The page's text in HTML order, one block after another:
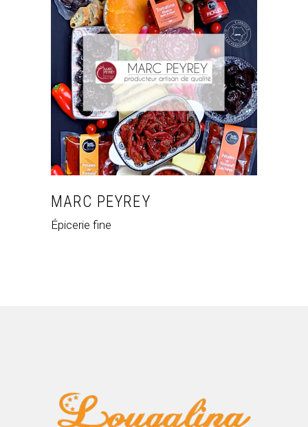
MARC PEYREY
Épicerie fine